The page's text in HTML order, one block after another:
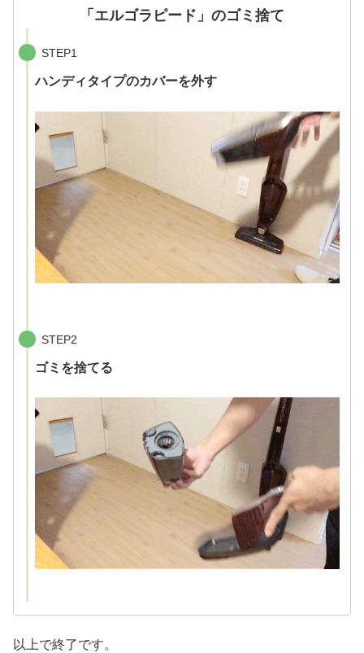
「エルゴラピード」のゴミ捨て
STEP1
ハンディタイプのカバーを外す
STEP2
ゴミを捨てる
以上で終了です。